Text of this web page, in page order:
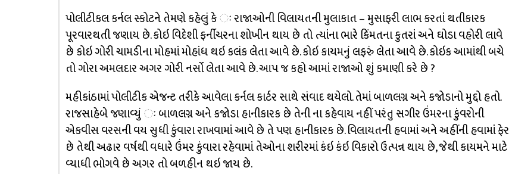
પોલીટીકલ કર્નલ સ્કોટને તેમણે કહેલું કે ઃ રાજાઓની વિલાયતની મુલાકાત – મુસાફરી લાભ કરતાં થતીકારક
પૂરવારથતી જણાય છે. કોઇ વિદેશી ફર્નીચરના શોખીન થાય છે તો ત્યાંના ભારે કિંમતના કુતરાં અને ઘોડા વહોરી લાવે
છે કોઇ ગોરી ચામડીના મોહમાં મોહાંધ થઇ કલંક લેતા આવે છે. કોઇ કાયમનું લફરું લેતા આવે છે. કોઇક આમાંથી બચે
તો ગોરા અમલદાર અગર ગોરી નર્સો લેતા આવે છે. આપ જ કહો આમાં રાજાઓ શું કમાણી કરે છે ?
મહીકાંઠામાં પોલીટીક એજન્ટ તરીકે આવેલા કર્નલ કાર્ટર સાથે સંવાદ થયેલો. તેમાં બાળલગ્ન અને કજોડાનો મુદ્દો હતો.
રાજસાહેબે જણાવ્યું ઃ બાળલગ્ન અને કજોડા હાનીકારક છે તેની ના કહેવાય નહીં પરંતુ સગીર ઉંમરના કુંવરોની
એકવીસ વરસની વય સુધી કુંવારા રાખવામાં આવે છે તે પણ હાનીકારક છે. વિલાયતની હવામાં અને અહીંની હવામાં ફેર
છે તેથી અઢાર વર્ષથી વધારે ઉંમર કુંવારા રહેવામાં તેઓના શરીરમાં કંઇ કંઇ વિકારો ઉત્પન્ન થાય છે, જેથી કાયમને માટે
વ્યાધી ભોગવે છે અગર તો બળહીન થઇ જાય છે.